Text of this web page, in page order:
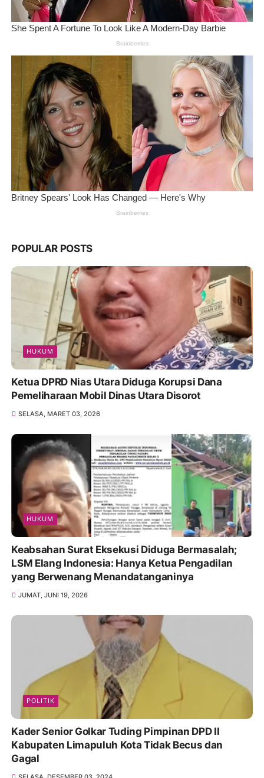
POPULAR POSTS
HUKUM
Ketua DPRD Nias Utara Diduga Korupsi Dana
Pemeliharaan Mobil Dinas Utara Disorot
SELASA, MARET 03, 2026
HUKUM
Keabsahan Surat Eksekusi Diduga Bermasalah;
LSM Elang Indonesia: Hanya Ketua Pengadilan
yang Berwenang Menandatanganinya
JUMAT, JUNI 19, 2026
POLITIK
Kader Senior Golkar Tuding Pimpinan DPD II
Kabupaten Limapuluh Kota Tidak Becus dan
Gagal